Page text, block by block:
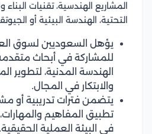
المشاريع الهندسية، تقنيات
التحتية، الهندسة البيئية أو
يؤهل السعوديين لسوق
للمشاركة في أبحاث
الهندسة المدنية، لتطوير
والابتكار في المجال.
يتضمن فترات تدريبية أو
تطبيق المفاهيم
في البيئة العملية الحقيقية.